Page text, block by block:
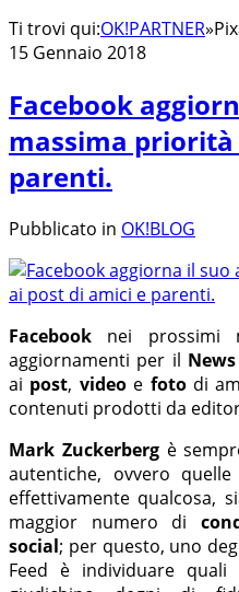
Ti trovi qui:OK!PARTNER»
15 Gennaio 2018
Facebook
massima
parenti.
Pubblicato in OK!BLOG
Facebook nei prossimi
aggiornamenti per il
ai post, videoe fotodi
contenuti prodotti da
Mark Zuckerbergè
autentiche, ovvero
effettivamente qualcosa,
maggior numero di
social; per questo, uno
Feed è individuare